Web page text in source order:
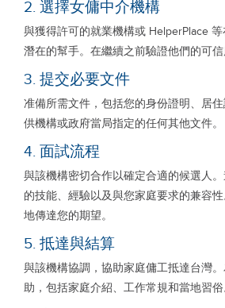
2. 選擇女傭中介機構
與獲得許可的就業機構或 HelperPlace
潛在的幫手。在繼續之前驗證他們的可信
3. 提交必要文件
准備所需文件，包括您的身份證明、居
供機構或政府當局指定的任何其他文件。
4. 面試流程
與該機構密切合作以確定合適的候選人
的技能、經驗以及與您家庭要求的兼容
地傳達您的期望。
5. 抵達與結算
與該機構協調，協助家庭傭工抵達台灣
助，包括家庭介紹、工作常規和當地習俗